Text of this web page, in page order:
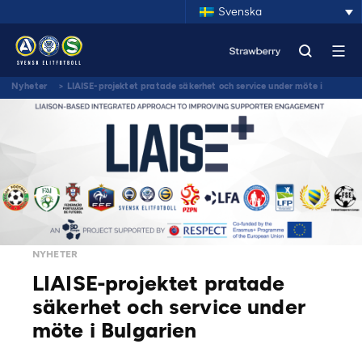
Svenska
Nyheter > LIAISE-projektet pratade säkerhet och service under möte i
Bulgarien
NYHETER
LIAISE-projektet pratade
säkerhet och service under
möte i Bulgarien